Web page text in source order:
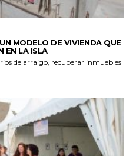
MODELO DE VIVIENDA QUE
EN LA ISLA
de arraigo, recuperar inmuebles